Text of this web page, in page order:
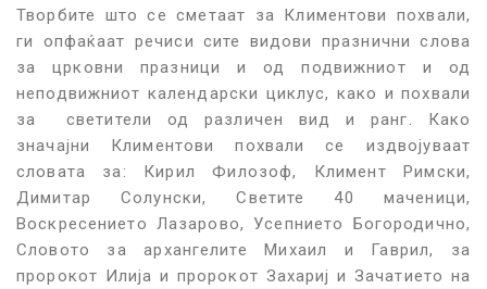
Творбите што се сметаат за Климентови похвали,
ги опфаќаат речиси сите видови празнични слова
за црковни празници и од подвижниот и од
неподвижниот календарски циклус, како и похвали
за светители од различен вид и ранг. Како
значајни Климентови похвали се издвојуваат
словата за: Кирил Филозоф, Климент Римски,
Димитар Солунски, Светите 40 маченици,
Воскресението Лазарово, Усепнието Богородично,
Словото за архангелите Михаил и Гаврил, за
пророкот Илија и пророкот Захариј и Зачатието на